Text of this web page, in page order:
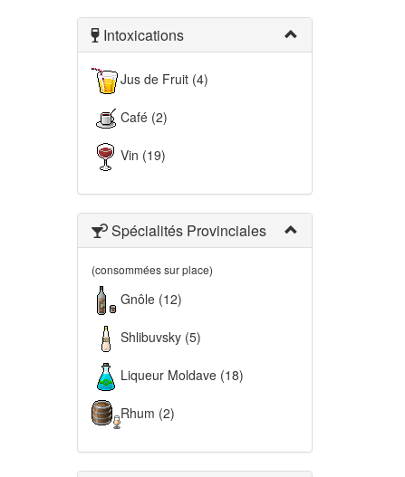
Intoxications
Jus de Fruit (4)
Café (2)
Vin (19)
Spécialités Provinciales
(consommées sur place)
Gnôle (12)
Shlibuvsky (5)
Liqueur Moldave (18)
Rhum (2)